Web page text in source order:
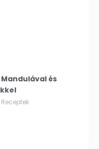
és
Receptek